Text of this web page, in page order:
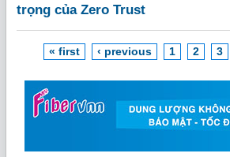
trọng của Zero Trust
« first ‹ previous 1 2 3